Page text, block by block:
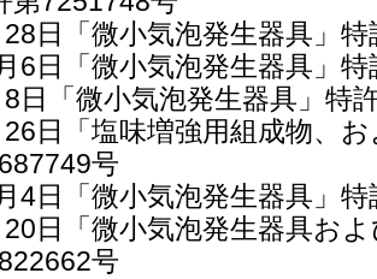
28日「微小気泡発生器具」
6日「微小気泡発生器具」
8日「微小気泡発生器具」特
26日「塩味増強用組成物、
号
4日「微小気泡発生器具」
20日「微小気泡発生器具お
号